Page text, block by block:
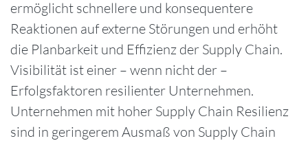
ermöglicht schnellere und konsequentere
Reaktionen auf externe Störungen und erhöht
die Planbarkeit und Effizienz der Supply Chain.
Visibilität ist einer – wenn nicht der –
Erfolgsfaktoren resilienter Unternehmen.
Unternehmen mit hoher Supply Chain Resilienz
sind in geringerem Ausmaß von Supply Chain